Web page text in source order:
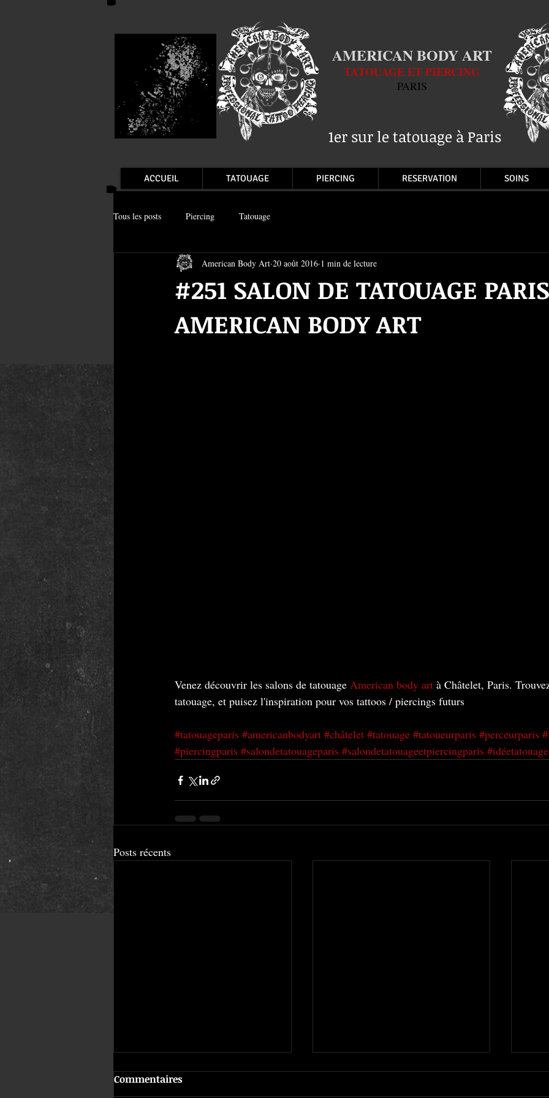
AMERICAN BODY ART
TATOUAGE ET PIERCING
PARIS
1er sur le tatouage à Paris
ACCUEIL TATOUAGE PIERCING RESERVATION SOINS
Tous les posts Piercing Tatouage
#251 SALON DE TATOUAGE
AMERICAN BODY ART
American Body Art 20 août 2016 1 min de lecture
Venez découvrir les salons de tatouage American body art à Châtelet, Paris.
tatouage, et puisez l'inspiration pour vos tattoos / piercings futurs
#tatouageparis #americanbodyart #châtelet #tatouage #tatoueurparis #perceurparis
#piercingparis #salondetatouageparis #salondetatouageetpiercingparis #idéetatouage
Posts récents
Commentaires